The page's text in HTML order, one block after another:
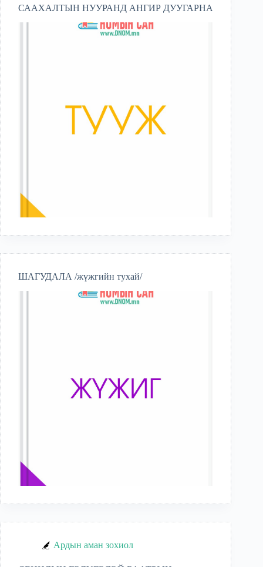
СААХАЛТЫН НУУРАНД АНГИР ДУУГАРНА
ШАГУДАЛА /жүжгийн тухай/
Ардын аман зохиол